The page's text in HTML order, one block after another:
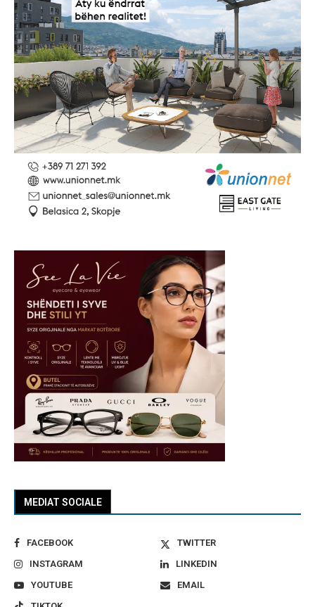
MEDIAT SOCIALE
FACEBOOK
TWITTER
INSTAGRAM
LINKEDIN
YOUTUBE
EMAIL